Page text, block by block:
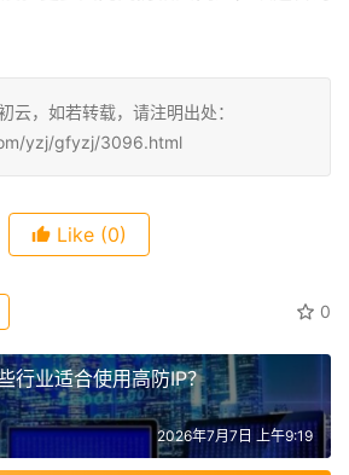
云，如若转载，请注明出处：
yzj/gfyzj/3096.html
Like (0)
0
行业适合使用高防IP？
2026年7月7日 上午9:19